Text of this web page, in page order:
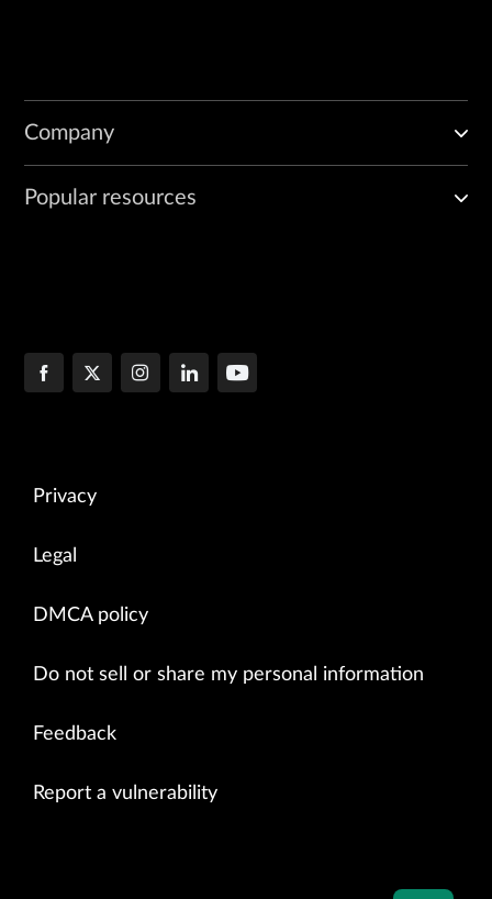
Company
Popular resources
Privacy
Legal
DMCA policy
Do not sell or share my personal information
Feedback
Report a vulnerability